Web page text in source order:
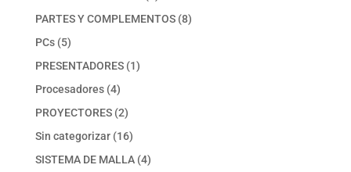
producto
PARTES Y COMPLEMENTOS 88
PCs 55
productos
PRESENTADORES 11
Procesadores 44
productos
PROYECTORES 22
productos
Sin categorizar 1616
productos
SISTEMA DE MALLA 44